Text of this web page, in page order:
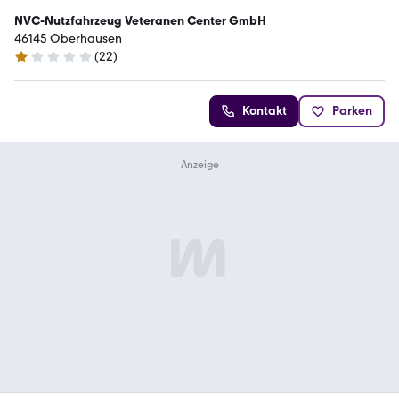
NVC-Nutzfahrzeug Veteranen Center GmbH
46145 Oberhausen
1 Stern
(22)
Kontakt Parken